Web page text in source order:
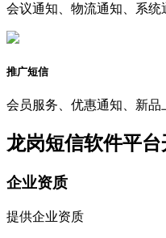
会议通知、物流通知、系统
推广短信
会员服务、优惠通知、新品
龙岗短信软件平
企业资质
提供企业资质